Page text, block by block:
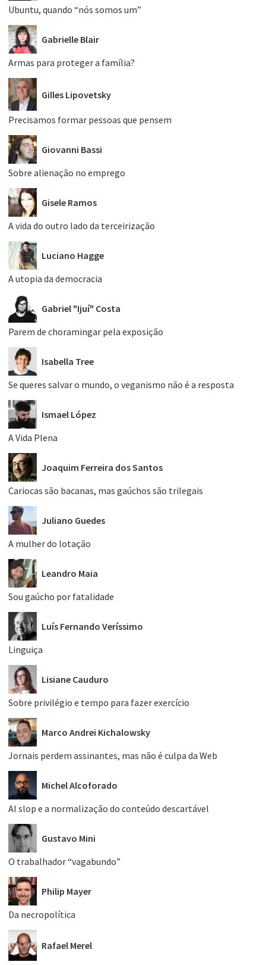
Ubuntu, quando “nós somos um”
Gabrielle Blair
Armas para proteger a família?
Gilles Lipovetsky
Precisamos formar pessoas que pensem
Giovanni Bassi
Sobre alienação no emprego
Gisele Ramos
A vida do outro lado da terceirização
Luciano Hagge
A utopia da democracia
Gabriel "Ijuí" Costa
Parem de choramingar pela exposição
Isabella Tree
Se queres salvar o mundo, o veganismo não é a resposta
Ismael López
A Vida Plena
Joaquim Ferreira dos Santos
Cariocas são bacanas, mas gaúchos são trilegais
Juliano Guedes
A mulher do lotação
Leandro Maia
Sou gaúcho por fatalidade
Luís Fernando Veríssimo
Linguiça
Lisiane Cauduro
Sobre privilégio e tempo para fazer exercício
Marco Andrei Kichalowsky
Jornais perdem assinantes, mas não é culpa da Web
Michel Alcoforado
AI slop e a normalização do conteúdo descartável
Gustavo Mini
O trabalhador “vagabundo”
Philip Mayer
Da necropolítica
Rafael Merel